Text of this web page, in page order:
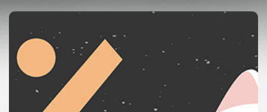
เพล
สต์